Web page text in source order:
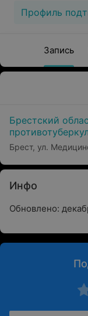
Профиль
Запись
Брестский
Брест, ул.
Инфо
Обновлено: